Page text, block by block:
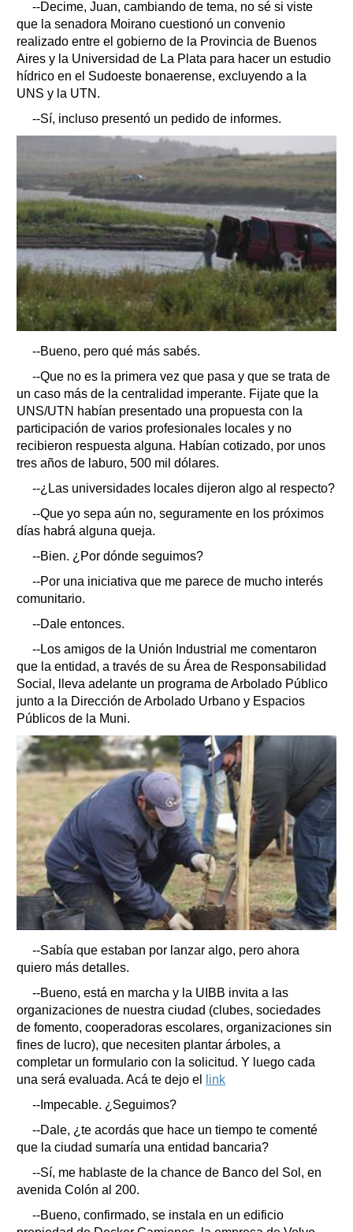
--Decime, Juan, cambiando de tema, no sé si viste
que la senadora Moirano cuestionó un convenio
realizado entre el gobierno de la Provincia de Buenos
Aires y la Universidad de La Plata para hacer un estudio
hídrico en el Sudoeste bonaerense, excluyendo a la
UNS y la UTN.
--Sí, incluso presentó un pedido de informes.
--Bueno, pero qué más sabés.
--Que no es la primera vez que pasa y que se trata de
un caso más de la centralidad imperante. Fijate que la
UNS/UTN habían presentado una propuesta con la
participación de varios profesionales locales y no
recibieron respuesta alguna. Habían cotizado, por unos
tres años de laburo, 500 mil dólares.
--¿Las universidades locales dijeron algo al respecto?
--Que yo sepa aún no, seguramente en los próximos
días habrá alguna queja.
--Bien. ¿Por dónde seguimos?
--Por una iniciativa que me parece de mucho interés
comunitario.
--Dale entonces.
--Los amigos de la Unión Industrial me comentaron
que la entidad, a través de su Área de Responsabilidad
Social, lleva adelante un programa de Arbolado Público
junto a la Dirección de Arbolado Urbano y Espacios
Públicos de la Muni.
--Sabía que estaban por lanzar algo, pero ahora
quiero más detalles.
--Bueno, está en marcha y la UIBB invita a las
organizaciones de nuestra ciudad (clubes, sociedades
de fomento, cooperadoras escolares, organizaciones sin
fines de lucro), que necesiten plantar árboles, a
completar un formulario con la solicitud. Y luego cada
una será evaluada. Acá te dejo el
link
--Impecable. ¿Seguimos?
--Dale, ¿te acordás que hace un tiempo te comenté
que la ciudad sumaría una entidad bancaria?
--Sí, me hablaste de la chance de Banco del Sol, en
avenida Colón al 200.
--Bueno, confirmado, se instala en un edificio